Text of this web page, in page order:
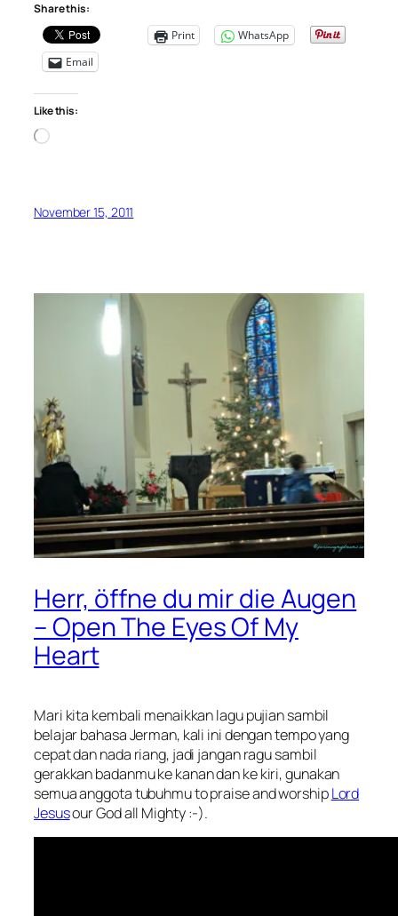
Share this:
Print
WhatsApp
Email
Like this:
Loading…
November 15, 2011
Herr, öffne du mir die Augen
– Open The Eyes Of My
Heart
Mari kita kembali menaikkan lagu pujian sambil
belajar bahasa Jerman, kali ini dengan tempo yang
cepat dan nada riang, jadi jangan ragu sambil
gerakkan badanmu ke kanan dan ke kiri, gunakan
semua anggota tubuhmu to praise and worshipLord
Jesusour God all Mighty :-).